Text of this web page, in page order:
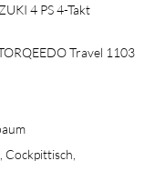
4 PS 4-Takt
Travel 1103